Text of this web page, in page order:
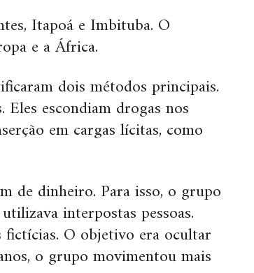
Itapoá e Imbituba. O
e a África.
dois métodos principais.
escondiam drogas nos
em cargas lícitas, como
de dinheiro. Para isso, o grupo
interpostas pessoas.
fictícias. O objetivo era ocultar
o grupo movimentou mais